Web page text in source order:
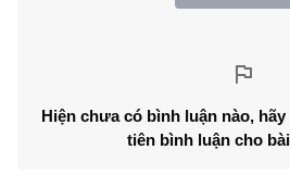
Hiện chưa có bình luận nào,
tiên bình luận cho